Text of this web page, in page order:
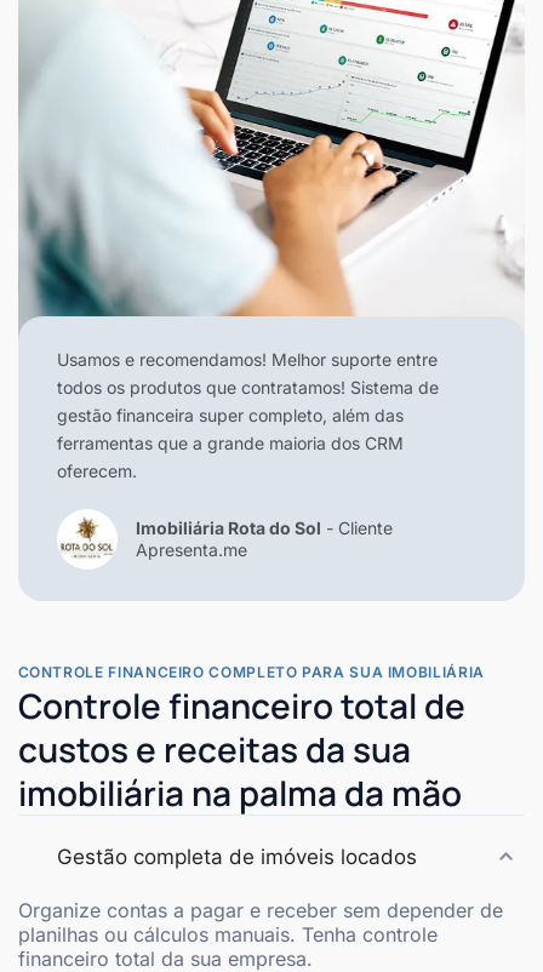
CONTROLE FINANCEIRO COMPLETO PARA SUA IMOBILIÁRIA
Controle financeiro total de
custos e receitas da sua
imobiliária na palma da mão
Gestão completa de imóveis locados
Organize contas a pagar e receber sem depender de
planilhas ou cálculos manuais. Tenha controle
financeiro total da sua empresa.
Usamos e recomendamos! Melhor suporte entre
todos os produtos que contratamos! Sistema de
gestão financeira super completo, além das
ferramentas que a grande maioria dos CRM
oferecem.
Imobiliária Rota do Sol - Cliente
Apresenta.me